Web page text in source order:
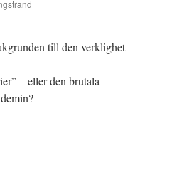
till den verklighet
– eller den brutala